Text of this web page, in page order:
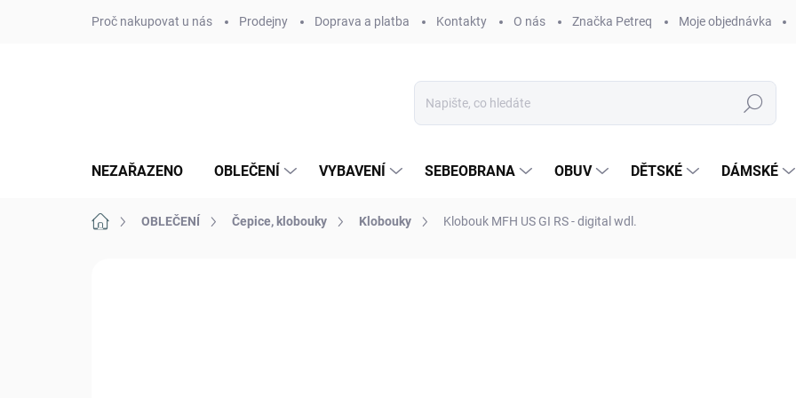
Proč nakupovat u nás Prodejny Doprava a platba Kontakty O nás Značka Petreq Moje objednávka
Hledat
NEZAŘAZENO OBLEČENÍ VYBAVENÍ SEBEOBRANA OBUV DĚTSKÉ DÁMSKÉ
Domů OBLEČENÍ Čepice, klobouky Klobouky Klobouk MFH US GI RS - digital wdl.